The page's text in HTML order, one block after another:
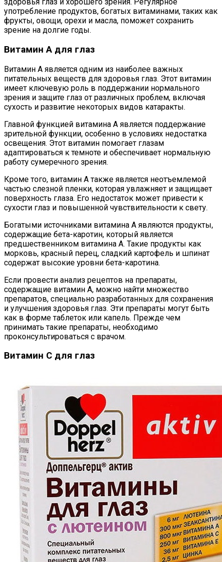
употребление продуктов, богатых витаминами, таких как
фрукты, овощи, орехи и масла, поможет сохранить
зрение на долгие годы.
Витамин А для глаз
Витамин А является одним из наиболее важных
питательных веществ для здоровья глаз. Этот витамин
имеет ключевую роль в поддержании нормального
зрения и защите глаз от различных проблем, включая
сухость и развитие некоторых видов катаракты.
Главной функцией витамина А является поддержание
зрительной функции, особенно в условиях недостатка
освещения. Этот витамин помогает глазам
адаптироваться к темноте и обеспечивает нормальную
работу сумеречного зрения.
Кроме того, витамин А также является неотъемлемой
частью слезной пленки, которая увлажняет и защищает
поверхность глаза. Его недостаток может привести к
сухости глаз и повышенной чувствительности к свету.
Богатыми источниками витамина А являются продукты,
содержащие бета-каротин, который является
предшественником витамина A. Такие продукты как
морковь, красный перец, сладкий картофель и шпинат
содержат высокие уровни бета-каротина.
Если провести анализ рецептов на препараты,
содержащие витамин А, можно найти множество
препаратов, специально разработанных для сохранения
и улучшения здоровья глаз. Эти препараты могут быть
как в форме таблеток или капель. Прежде чем
принимать такие препараты, необходимо
проконсультироваться с врачом.
Витамин С для глаз